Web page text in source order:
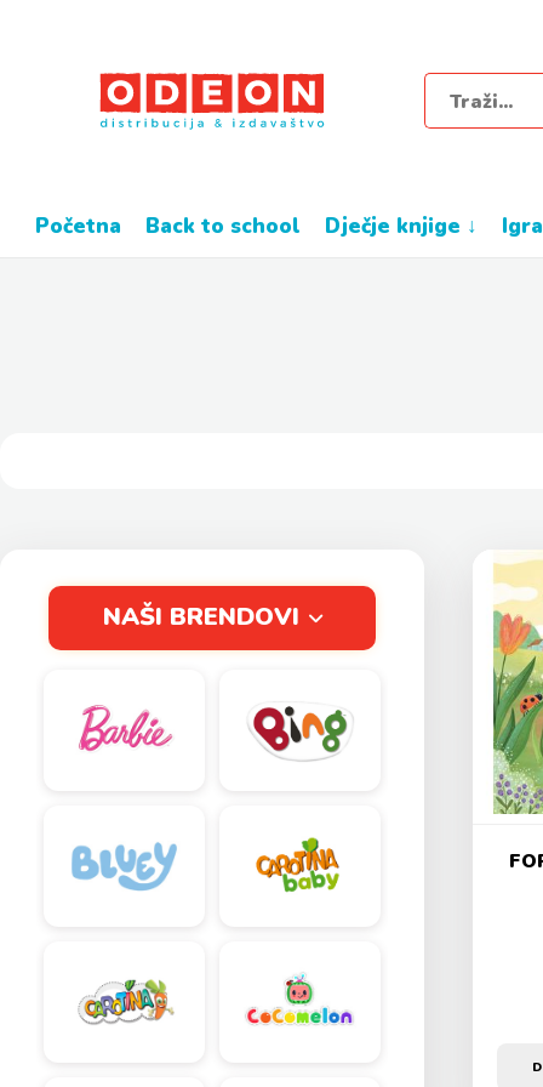
početna back to school dječje knjige ↓
NAŠI BRENDOVI